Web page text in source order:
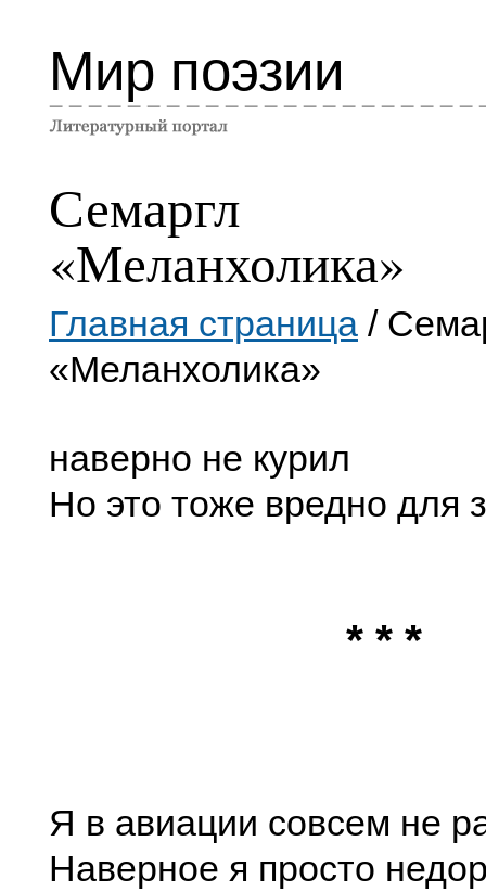
Мир поэзии
Семаргл
«Меланхолика»
Главная страница /
«Меланхолика»
наверно не курил
Но это тоже вредно для
* * *
Я в авиации совсем не
Наверное я просто